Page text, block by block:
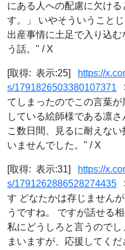
にある人への配慮に欠け
す。」 いやそういうこと
出産事情に土足で入り込
う話。" / X
[取得: 表示:25]
https://
s/1791826503380107371
てしまったのでこの言葉
している絵師様である凛
こ数日間、見るに耐えな
いませんでした。" / X
[取得: 表示:31]
https://
s/1791262886528274435
す どなたかは存じません
うですね。 ですが話せる
私にどうしろと言うので
まいますが、応援してくだ